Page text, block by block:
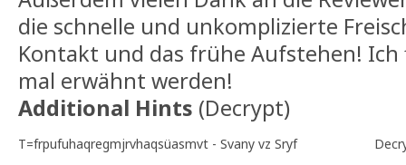
die schnelle und unkomplizierte
Kontakt und das frühe Aufstehen! Ich
mal erwähnt werden!
Additional Hints (Decrypt)
T=frpufuhaqregmjrvhaqsüasmvt - Svany vz Sryf